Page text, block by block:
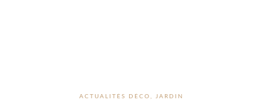
ACTUALITÉS DÉCO JARDIN